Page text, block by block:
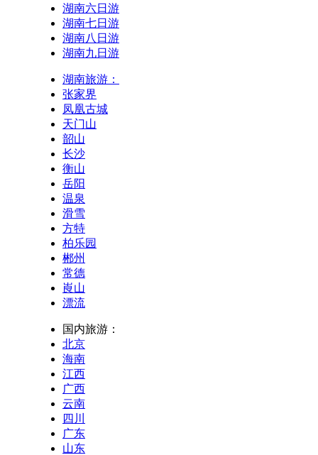
湖南六日游
湖南七日游
湖南八日游
湖南九日游
湖南旅游：
张家界
凤凰古城
天门山
韶山
长沙
衡山
岳阳
温泉
滑雪
方特
柏乐园
郴州
常德
崀山
漂流
国内旅游：
北京
海南
江西
广西
云南
四川
广东
山东